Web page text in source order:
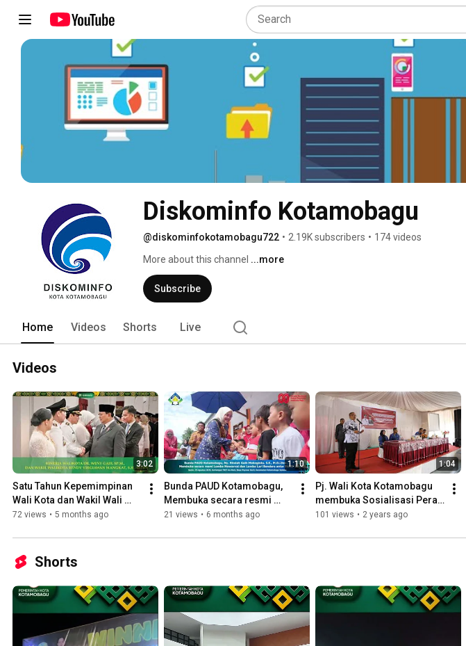
Diskominfo Kotamobagu
@diskominfokotamobagu722 • 2.19K subscribers • 174 videos
More about this channel ...more
Subscribe
Home Videos Shorts Live
Videos
3:02
Satu Tahun Kepemimpinan
Wali Kota dan Wakil Wali
Kota Kotamobagu
72 views • 5 months ago
1:10
Bunda PAUD Kotamobagu,
Membuka secara resmi
Lomba Mewarnai dan
21 views • 6 months ago
1:04
Pj. Wali Kota Kotamobagu
membuka Sosialisasi Peran
Perempuan di Bidang Politik
101 views • 2 years ago
Shorts